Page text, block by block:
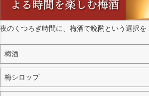
夜のくつろぎ時間に、梅酒で晩酌という選択を
梅酒
梅シロップ